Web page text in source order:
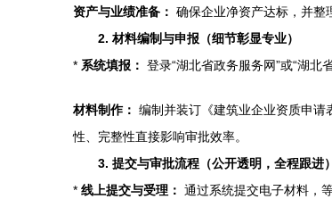
资产与业绩准备： 确保企业净资产达标，并整
2. 材料编制与申报（细节彰显专业）
* 系统填报： 登录“湖北省政务服务网”或“湖北
材料制作： 编制并装订《建筑业企业资质申
性、完整性直接影响审批效率。
3. 提交与审批流程（公开透明，全程跟进）
* 线上提交与受理： 通过系统提交电子材料，